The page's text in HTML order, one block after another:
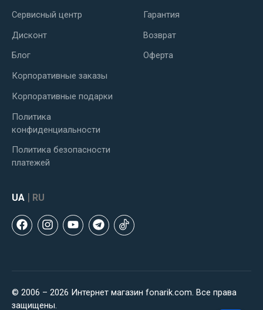
Сервисный центр
Дисконт
Блог
Корпоративные заказы
Корпоративные подарки
Политика
конфиденциальности
Политика безопасности
платежей
Гарантия
Возврат
Оферта
UA | RU
© 2006 – 2026 Интернет магазин fonarik.com. Все права
защищены.